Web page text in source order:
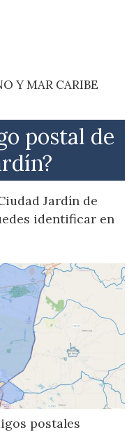
Y MAR CARIBE
postal de
Jardín de
identificar en
postales